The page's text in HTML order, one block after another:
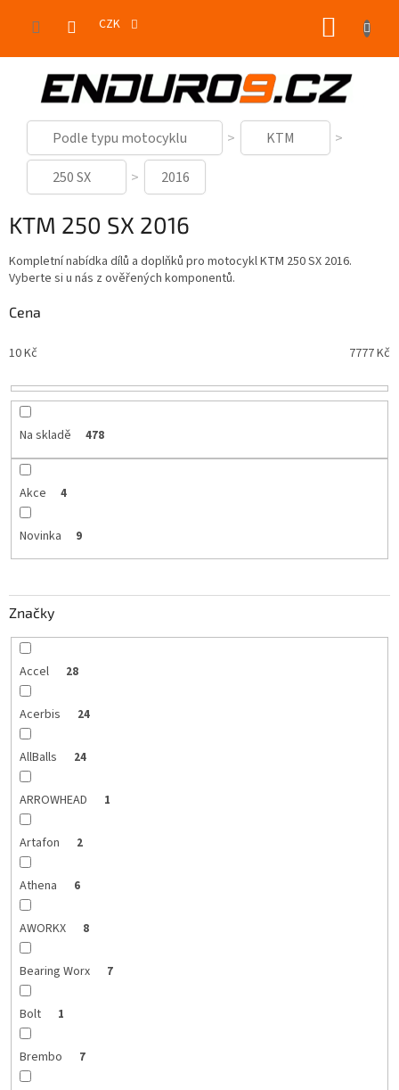
CZK
Podle typu motocyklu
KTM
250 SX
2016
KTM 250 SX 2016
Kompletní nabídka dílů a doplňků pro motocykl KTM 250 SX 2016.
Vyberte si u nás z ověřených komponentů.
Cena
10Kč 7777Kč
Na skladě 478
Akce 4
Novinka 9
Značky
Accel 28
Acerbis 24
AllBalls 24
ARROWHEAD 1
Artafon 2
Athena 6
AWORKX 8
Bearing Worx 7
Bolt 1
Brembo 7